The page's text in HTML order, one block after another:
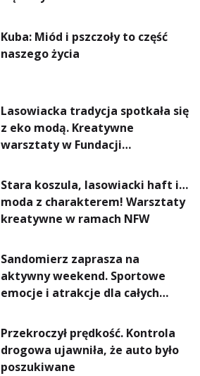
Kuba: Miód i pszczoły to część
naszego życia
Lasowiacka tradycja spotkała się
z eko modą. Kreatywne
warsztaty w Fundacji
Stara koszula, lasowiacki haft i…
moda z charakterem! Warsztaty
kreatywne w ramach NFW
Sandomierz zaprasza na
aktywny weekend. Sportowe
emocje i atrakcje dla całych
Przekroczył prędkość. Kontrola
drogowa ujawniła, że auto było
poszukiwane